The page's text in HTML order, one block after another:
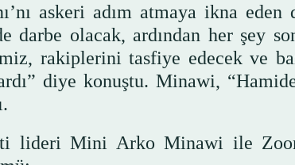
askeri adım atmaya ikna eden
darbe olacak, ardından her şey
rakiplerini tasfiye edecek ve
diye konuştu. Minawi,
lideri Mini Arko Minawi ile